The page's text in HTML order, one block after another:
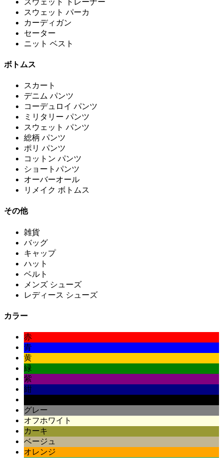
スウェット パーカ
カーディガン
セーター
ニット ベスト
ボトムス
スカート
デニム パンツ
コーデュロイ パンツ
ミリタリー パンツ
スウェット パンツ
総柄 パンツ
ポリ パンツ
コットン パンツ
ショートパンツ
オーバーオール
リメイク ボトムス
その他
雑貨
バッグ
キャップ
ハット
ベルト
メンズ シューズ
レディース シューズ
カラー
赤
青
黄
緑
紫
紺
グレー
オフホワイト
カーキ
ベージュ
オレンジ